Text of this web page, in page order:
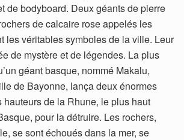
de bodyboard. Deux géants de pierre
de calcaire rose appelés les
les véritables symboles de la ville. Leur
de mystère et de légendes. La plus
géant basque, nommé Makalu,
de Bayonne, lança deux énormes
hauteurs de la Rhune, le plus haut
pour la détruire. Les rochers,
se sont échoués dans la mer, se